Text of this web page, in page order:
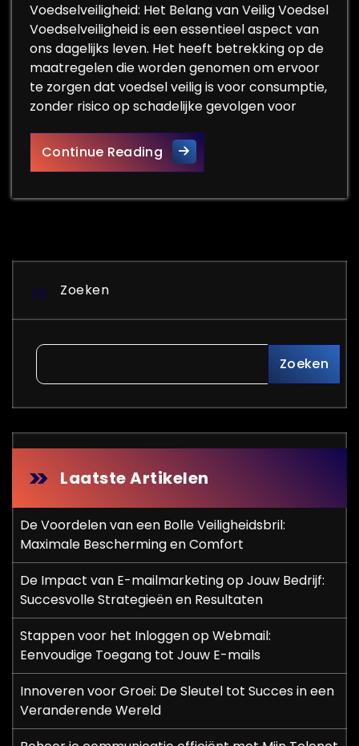
Voedselveiligheid: Het Belang van Veilig Voedsel
Voedselveiligheid is een essentieel aspect van
ons dagelijks leven. Het heeft betrekking op de
maatregelen die worden genomen om ervoor
te zorgen dat voedsel veilig is voor consumptie,
zonder risico op schadelijke gevolgen voor
Continue ReadingBelangrijkheid van
Zoeken
Zoeken
Laatste Artikelen
De Voordelen van een Bolle Veiligheidsbril:
Maximale Bescherming en Comfort
De Impact van E-mailmarketing op Jouw Bedrijf:
Succesvolle Strategieën en Resultaten
Stappen voor het Inloggen op Webmail:
Eenvoudige Toegang tot Jouw E-mails
Innoveren voor Groei: De Sleutel tot Succes in een
Veranderende Wereld